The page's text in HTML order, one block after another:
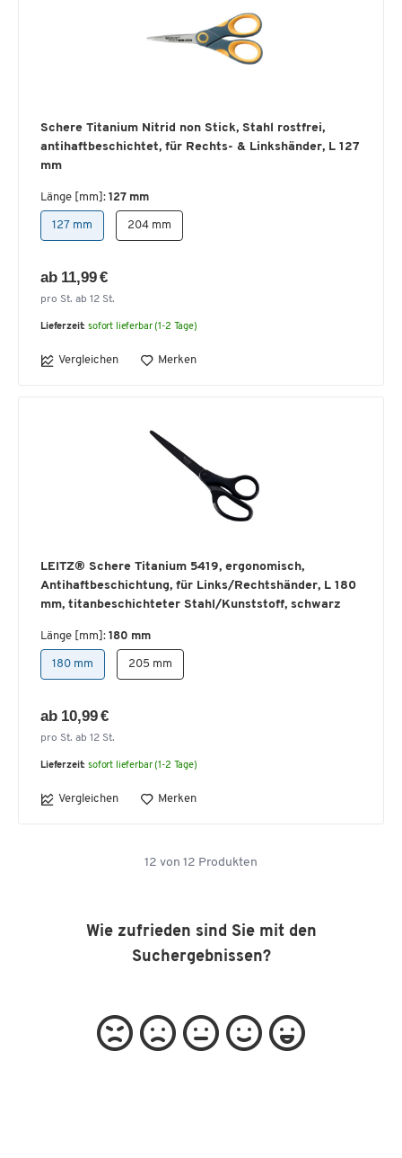
Schere Titanium Nitrid non Stick, Stahl rostfrei,
antihaftbeschichtet, für Rechts- & Linkshänder, L 127
mm
Länge [mm]: 127 mm
127 mm 204 mm
ab 11,99 €
pro St. ab 12 St.
Lieferzeit: sofort lieferbar (1-2 Tage)
Vergleichen Merken
LEITZ® Schere Titanium 5419, ergonomisch,
Antihaftbeschichtung, für Links/Rechtshänder, L 180
mm, titanbeschichteter Stahl/Kunststoff, schwarz
Länge [mm]: 180 mm
180 mm 205 mm
ab 10,99 €
pro St. ab 12 St.
Lieferzeit: sofort lieferbar (1-2 Tage)
Vergleichen Merken
12 von 12 Produkten
Wie zufrieden sind Sie mit den
Suchergebnissen?